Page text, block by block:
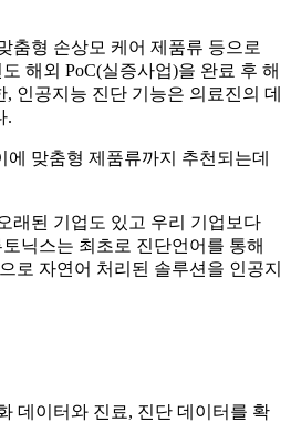
춤형 손상모 케어 제품류 등으로
해외 PoC(실증사업)을 완료 후 해
인공지능 진단 기능은 의료진의 데
.
맞춤형 제품류까지 추천되는데
래된 기업도 있고 우리 기업보다
닉스는 최초로 진단언어를 통해
로 자연어 처리된 솔루션을 인공지
데이터와 진료, 진단 데이터를 확